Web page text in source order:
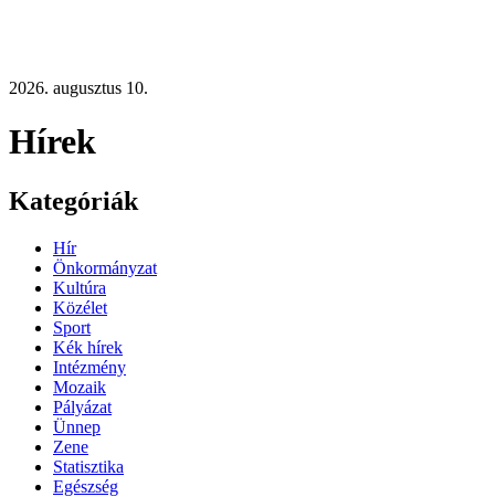
2026. augusztus 10.
Hírek
Kategóriák
Hír
Önkormányzat
Kultúra
Közélet
Sport
Kék hírek
Intézmény
Mozaik
Pályázat
Ünnep
Zene
Statisztika
Egészség